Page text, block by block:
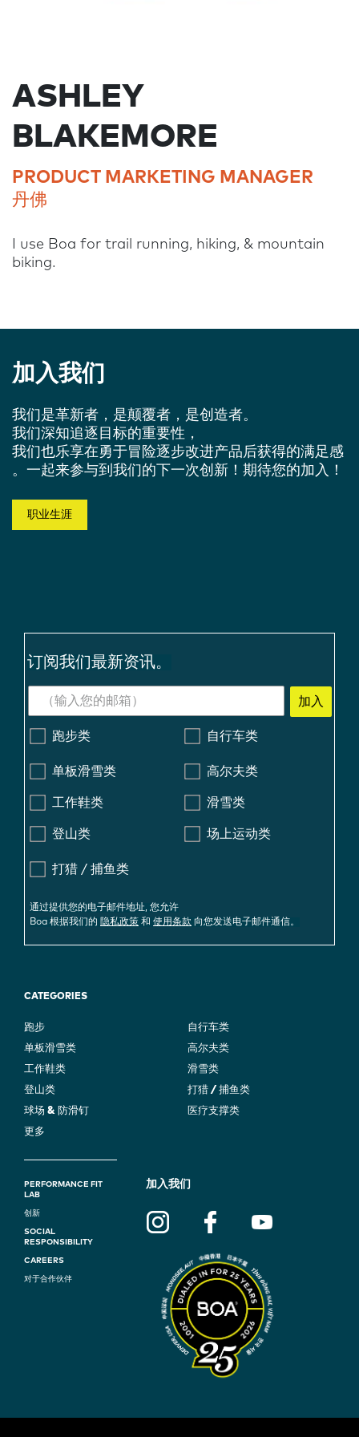
ASHLEY
BLAKEMORE
PRODUCT MARKETING MANAGER
丹佛
I use Boa for trail running, hiking, & mountain
biking.
加入我们
我们是革新者，是颠覆者，是创造者。
我们深知追逐目标的重要性，
我们也乐享在勇于冒险逐步改进产品后获得的满足感
。一起来参与到我们的下一次创新！期待您的加入！
职业生涯
订阅我们最新资讯。
加入
跑步类 自行车类
单板滑雪类 高尔夫类
工作鞋类 滑雪类
登山类 场上运动类
打猎 / 捕鱼类
通过提供您的电子邮件地址, 您允许
Boa 根据我们的 隐私政策 和 使用条款 向您发送电子邮件通信。
CATEGORIES
跑步
自行车类
单板滑雪类
高尔夫类
工作鞋类
滑雪类
登山类
打猎 / 捕鱼类
球场 & 防滑钉
医疗支撑类
更多
F
O
O
T
PERFORMANCE FIT
LAB
创新
SOCIAL
RESPONSIBILITY
CAREERS
对于合作伙伴
加入我们